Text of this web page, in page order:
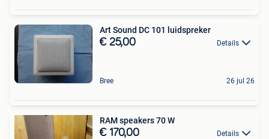
Art Sound DC 101 luidspreker
€ 25,00 Details
Bree 26 jul 26
RAM speakers 70 W
€ 170,00 Details